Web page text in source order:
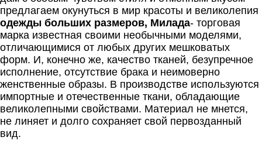
предлагаем окунуться в мир красоты и великолепия
одежды больших размеров, Милада- торговая
марка известная своими необычными моделями,
отличающимися от любых других мешковатых
форм. И, конечно же, качество тканей, безупречное
исполнение, отсутствие брака и неимоверно
женственные образы. В производстве используются
импортные и отечественные ткани, обладающие
великолепными свойствами. Материал не мнется,
не линяет и долго сохраняет свой первозданный
вид.